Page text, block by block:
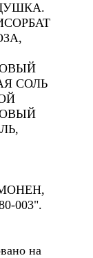
СОЛЬ
003".
на